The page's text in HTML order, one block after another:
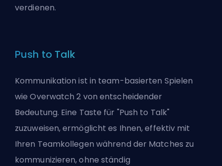
verdienen.
Push to Talk
Kommunikation ist in team-basierten Spielen
wie Overwatch 2 von entscheidender
Bedeutung. Eine Taste für "Push to Talk"
zuzuweisen, ermöglicht es Ihnen, effektiv mit
Ihren Teamkollegen während der Matches zu
kommunizieren, ohne ständig